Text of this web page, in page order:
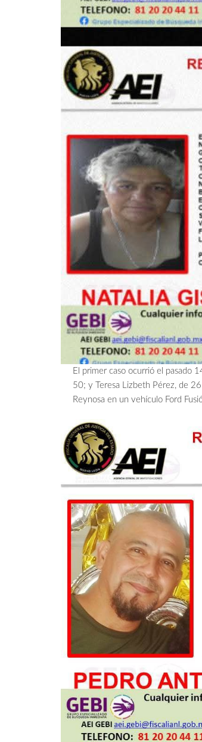
El primer caso ocurrió el pasado
50; y Teresa Lizbeth Pérez, de
Reynosa en un vehículo Ford